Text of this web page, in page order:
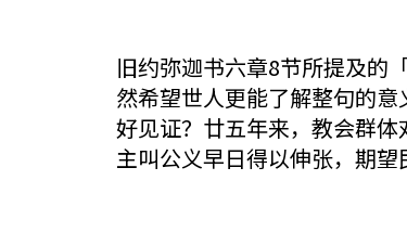
旧约弥迦书六章8节所提及的
然希望世人更能了解整句的
好见证？廿五年来，教会群
主叫公义早日得以伸张，期望